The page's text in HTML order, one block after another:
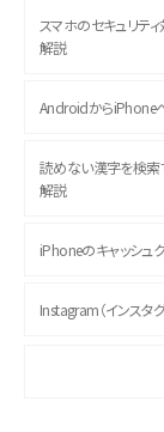
スマホのセキュリテ
解説
AndroidからiPhone
読めない漢字を検索
解説
iPhoneのキャッシュ
Instagram（インスタ
ASMRとは？初心者